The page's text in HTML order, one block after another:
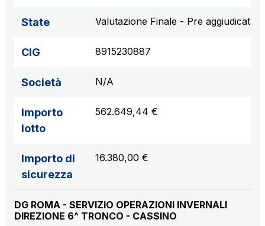
State Valutazione Finale - Pre aggiudicata
CIG 8915230887
Società N/A
Importo
lotto
562.649,44 €
Importo di
sicurezza
16.380,00 €
DG ROMA - SERVIZIO OPERAZIONI INVERNALI
DIREZIONE 6^ TRONCO - CASSINO